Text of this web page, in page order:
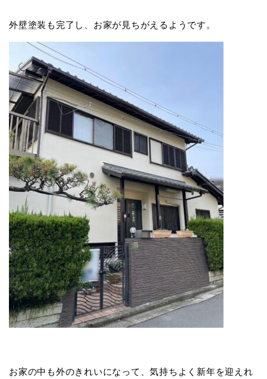
外壁塗装も完了し、お家が見ちがえるようです。
お家の中も外のきれいになって、気持ちよく新年を迎えれ